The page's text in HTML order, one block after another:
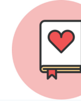
Перейти
содержимому